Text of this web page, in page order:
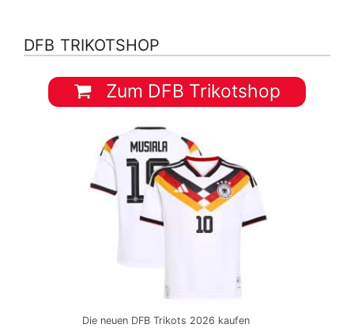
DFB TRIKOTSHOP
Zum DFB Trikotshop
Die neuen DFB Trikots 2026 kaufen